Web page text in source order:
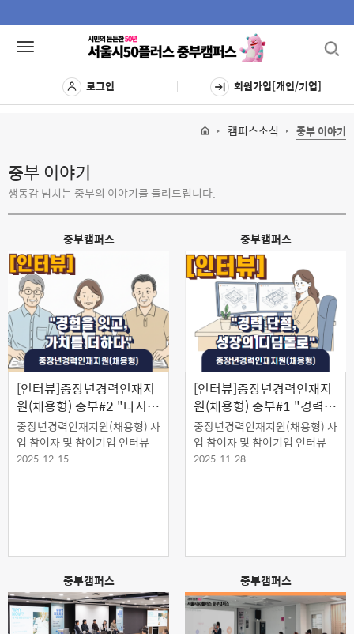
Toggle
로그인 회원가입[개인/기업]
캠퍼스소식 중부 이야기
중부 이야기
생동감 넘치는 중부의 이야기를 들려드립니다.
중부캠퍼스
[인터뷰]중장년경력인재지
원(채용형) 중부#2 "다시
뛰는 중장년, 경험을 잇고
가치를 더하다“
중장년경력인재지원(채용형) 사
업 참여자 및 참여기업 인터뷰
2025-12-15
중부캠퍼스
[인터뷰]중장년경력인재지
원(채용형) 중부#1 "경력
단절, 성장의 디딤돌로"
중장년경력인재지원(채용형) 사
업 참여자 및 참여기업 인터뷰
2025-11-28
중부캠퍼스 중부캠퍼스